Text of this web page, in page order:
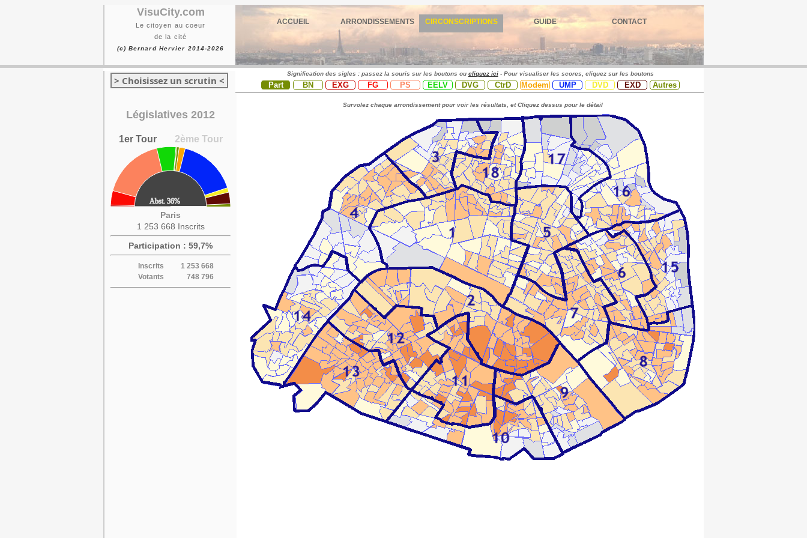
VisuCity.com
Le citoyen au coeur
de la cité
(c) Bernard Hervier 2014-2026
ACCUEIL ARRONDISSEMENTS CIRCONSCRIPTIONS GUIDE CONTACT
> Choisissez un scrutin <
Législatives 2012
1er Tour 2ème Tour
Paris
1 253 668 Inscrits
Participation : 59,7%
Inscrits
1 253 668
Votants
748 796
Signification des sigles : passez la souris sur les boutons ou cliquez ici- Pour visualiser les scores, cliquez sur les boutons
Part BN EXG FG PS EELV DVG CtrD Modem UMP DVD EXD Autres
Survolez chaque arrondissement pour voir les résultats, et Cliquez dessus pour le détail